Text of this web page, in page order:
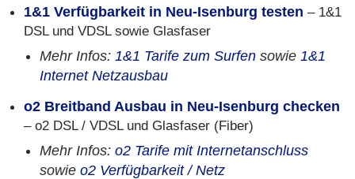
1&1 Verfügbarkeit in Neu-Isenburg testen – 1&1
DSL und VDSL sowie Glasfaser
Mehr Infos: 1&1 Tarife zum Surfen sowie 1&1
Internet Netzausbau
o2 Breitband Ausbau in Neu-Isenburg checken
– o2 DSL / VDSL und Glasfaser (Fiber)
Mehr Infos: o2 Tarife mit Internetanschluss
sowie o2 Verfügbarkeit / Netz